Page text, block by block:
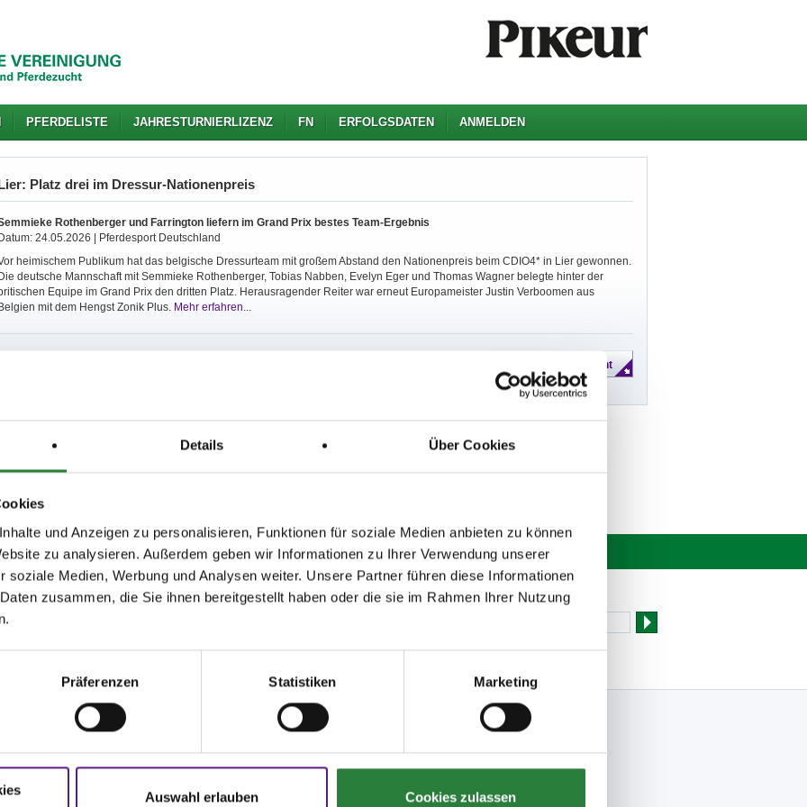
Details Über Cookies
und Anzeigen zu personalisieren, Funktionen für soziale Medien anbieten zu können
zu analysieren. Außerdem geben wir Informationen zu Ihrer Verwendung unserer
soziale Medien, Werbung und Analysen weiter. Unsere Partner führen diese Informationen
zusammen, die Sie ihnen bereitgestellt haben oder die sie im Rahmen Ihrer Nutzung
Präferenzen Statistiken Marketing
Auswahl erlauben Cookies zulassen
PFERDELISTE JAHRESTURNIERLIZENZ FN ERFOLGSDATEN ANMELDEN
Platz drei im Dressur-Nationenpreis
Rothenberger und Farrington liefern im Grand Prix bestes Team-Ergebnis
Datum: 24.05.2026 | Pferdesport Deutschland
heimischem Publikum hat das belgische Dressurteam mit großem Abstand den Nationenpreis beim CDIO4* in Lier gewonnen.
Die deutsche Mannschaft mit Semmieke Rothenberger, Tobias Nabben, Evelyn Eger und Thomas Wagner belegte hinter der
Equipe im Grand Prix den dritten Platz. Herausragender Reiter war erneut Europameister Justin Verboomen aus
Belgien mit dem Hengst Zonik Plus. Mehr erfahren...
und Antworten
Onlinehilfe bietet Ihnen
Startbereitschaft.online Newsletter bestellen
Bücher
E-Books & Apps
Folge uns
Facebook
Instagram